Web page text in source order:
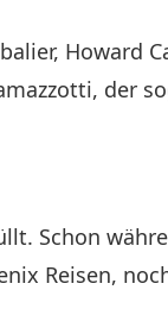
der
Schon
Reisen,